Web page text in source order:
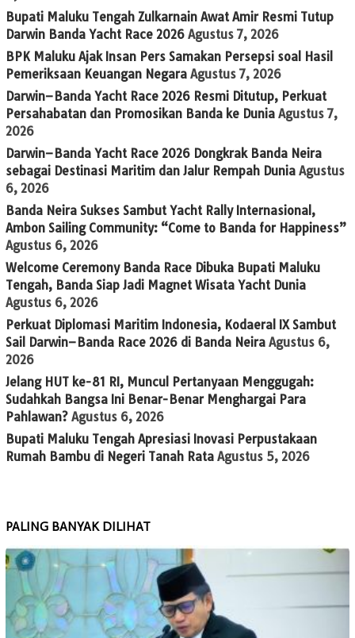
Bupati Maluku Tengah Zulkarnain Awat Amir Resmi Tutup
Darwin Banda Yacht Race 2026 Agustus 7, 2026
BPK Maluku Ajak Insan Pers Samakan Persepsi soal Hasil
Pemeriksaan Keuangan Negara Agustus 7, 2026
Darwin–Banda Yacht Race 2026 Resmi Ditutup, Perkuat
Persahabatan dan Promosikan Banda ke Dunia Agustus 7,
2026
Darwin–Banda Yacht Race 2026 Dongkrak Banda Neira
sebagai Destinasi Maritim dan Jalur Rempah Dunia Agustus
6, 2026
Banda Neira Sukses Sambut Yacht Rally Internasional,
Ambon Sailing Community: “Come to Banda for Happiness”
Agustus 6, 2026
Welcome Ceremony Banda Race Dibuka Bupati Maluku
Tengah, Banda Siap Jadi Magnet Wisata Yacht Dunia
Agustus 6, 2026
Perkuat Diplomasi Maritim Indonesia, Kodaeral IX Sambut
Sail Darwin–Banda Race 2026 di Banda Neira Agustus 6,
2026
Jelang HUT ke-81 RI, Muncul Pertanyaan Menggugah:
Sudahkah Bangsa Ini Benar-Benar Menghargai Para
Pahlawan? Agustus 6, 2026
Bupati Maluku Tengah Apresiasi Inovasi Perpustakaan
Rumah Bambu di Negeri Tanah Rata Agustus 5, 2026
PALING BANYAK DILIHAT